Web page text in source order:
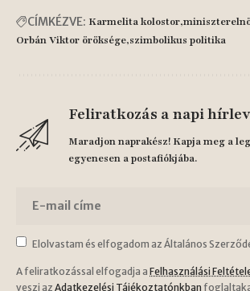
CÍMKÉZVE: Karmelita kolostor
Orbán Viktor öröksége szimbolikus politika
Feliratkozás a napi
Maradjon naprakész! Kapja meg a
egyenesen a postafiókjába.
Elolvastam és elfogadom az Általános
A feliratkozással elfogadja a Felhasználási
veszi az Adatkezelési Tájékoztatónkban